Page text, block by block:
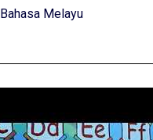
Bahasa Melayu